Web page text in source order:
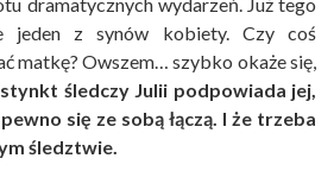
jeden z synów kobiety. Czy coś
matkę? Owszem… szybko okaże się,
śledczy Julii podpowiada jej,
się ze sobą łączą. I że trzeba
śledztwie.